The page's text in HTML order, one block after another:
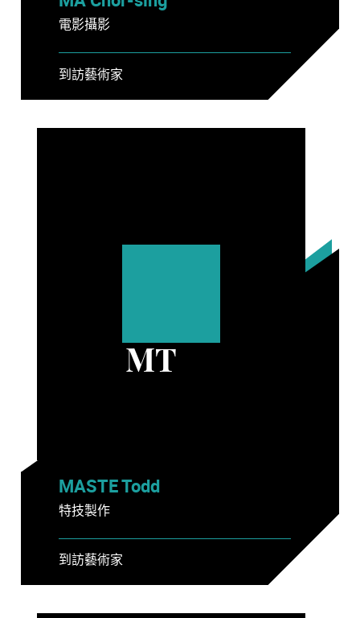
電影攝影
到訪藝術家
MT
MASTE Todd
特技製作
到訪藝術家